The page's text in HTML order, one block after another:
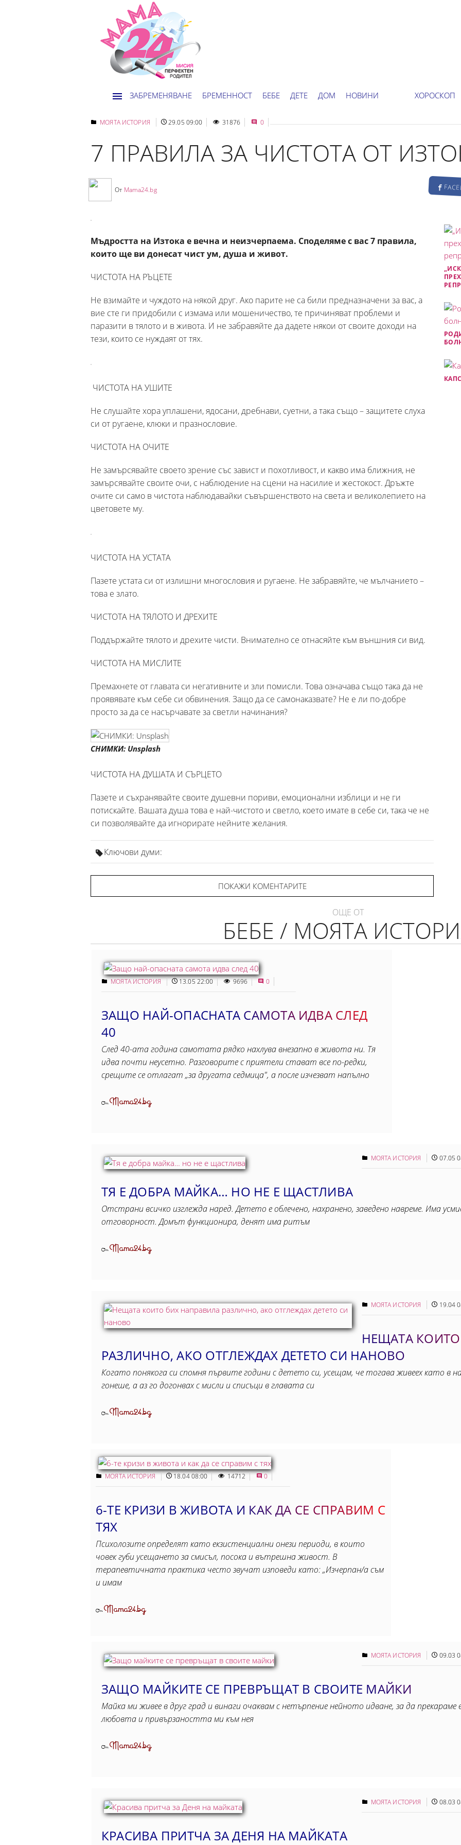
ЗАБРЕМЕНЯВАНЕ БРЕМЕННОСТ БЕБЕ ДЕТЕ ДОМ НОВИНИ ХОРОСКОП
МОЯТА ИСТОРИЯ 29.05 09:00 31876 0
7 ПРАВИЛА ЗА ЧИСТОТА ОТ
От Mama24.bg
Мъдростта на Изтока е вечна и неизчерпаема. Споделяме с вас 7 правила,
които ще ви донесат чист ум, душа и живот.
ЧИСТОТА НА РЪЦЕТЕ
Не взимайте и чуждото на някой друг. Ако парите не са били предназначени за вас, а
вие сте ги придобили с измама или мошеничество, те причиняват проблеми и
паразити в тялото и в живота. И не забравяйте да дадете някои от своите доходи на
тези, които се нуждаят от тях.
ЧИСТОТА НА УШИТЕ
Не слушайте хора уплашени, ядосани, дребнави, суетни, а така също – защитете слуха
си от ругаене, клюки и празнословие.
ЧИСТОТА НА ОЧИТЕ
Не замърсявайте своето зрение със завист и похотливост, и какво има ближния, не
замърсявайте своите очи, с наблюдение на сцени на насилие и жестокост. Дръжте
очите си само в чистота наблюдавайки съвършенството на света и великолепието на
цветовете му.
ЧИСТОТА НА УСТАТА
Пазете устата си от излишни многословия и ругаене. Не забравяйте, че мълчанието –
това е злато.
ЧИСТОТА НА ТЯЛОТО И ДРЕХИТЕ
Поддържайте тялото и дрехите чисти. Внимателно се отнасяйте към външния си вид.
ЧИСТОТА НА МИСЛИТЕ
Премахнете от главата си негативните и зли помисли. Това означава също така да не
проявявате към себе си обвинения. Защо да се самонаказвате? Не е ли по-добре
просто за да се насърчавате за светли начинания?
СНИМКИ: Unsplash
ЧИСТОТА НА ДУШАТА И СЪРЦЕТО
Пазете и съхранявайте своите душевни пориви, емоционални изблици и не ги
потискайте. Вашата душа това е най-чистото и светло, което имате в себе си, така че не
си позволявайте да игнорирате нейните желания.
Ключови думи:
ПОКАЖИ КОМЕНТАРИТЕ
ОЩЕ ОТ
БЕБЕ / МОЯТА
МОЯТА ИСТОРИЯ 13.05 22:00 9696 0
ЗАЩО НАЙ-ОПАСНАТА САМОТА ИДВА СЛЕД
40
След 40-ата година самотата рядко нахлува внезапно в живота ни. Тя
идва почти неусетно. Разговорите с приятели стават все по-редки,
срещите се отлагат „за другата седмица", а после изчезват напълно
ОтMama24.bg
МОЯТА ИСТОРИЯ 07.05
ТЯ Е ДОБРА МАЙКА… НО НЕ Е ЩАСТЛИВА
Отстрани всичко изглежда наред. Детето е облечено, нахранено, заведено навреме. Има
отговорност. Домът функционира, денят има ритъм
ОтMama24.bg
МОЯТА ИСТОРИЯ 19.04
НЕЩАТА
РАЗЛИЧНО, АКО ОТГЛЕЖДАХ ДЕТЕТО СИ НАНОВО
Когато понякога си спомня първите години с детето си, усещам, че тогава живеех като в
гонеше, а аз го догонвах с мисли и списъци в главата си
ОтMama24.bg
МОЯТА ИСТОРИЯ 18.04 08:00 14712 0
6-ТЕ КРИЗИ В ЖИВОТА И КАК ДА СЕ СПРАВИМ С
ТЯХ
Психолозите определят като екзистенциални онези периоди, в които
човек губи усещането за смисъл, посока и вътрешна живост. В
терапевтичната практика често звучат изповеди като: „Изчерпан/а съм
и имам
ОтMama24.bg
МОЯТА ИСТОРИЯ 09.03
ЗАЩО МАЙКИТЕ СЕ ПРЕВРЪЩАТ В СВОИТЕ МАЙКИ
Майка ми живее в друг град и винаги очаквам с нетърпение нейното идване, за да прекараме
любовта и привързаността ми към нея
ОтMama24.bg
МОЯТА ИСТОРИЯ 08.03
КРАСИВА ПРИТЧА ЗА ДЕНЯ НА МАЙКАТА